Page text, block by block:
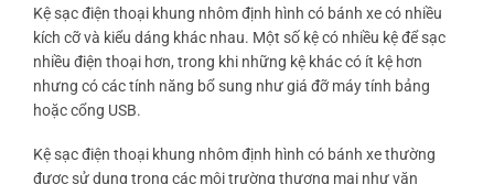
Kệ sạc điện thoại khung nhôm định hình có bánh xe có nhiều
kích cỡ và kiểu dáng khác nhau. Một số kệ có nhiều kệ để sạc
nhiều điện thoại hơn, trong khi những kệ khác có ít kệ hơn
nhưng có các tính năng bổ sung như giá đỡ máy tính bảng
hoặc cổng USB.
Kệ sạc điện thoại khung nhôm định hình có bánh xe thường
được sử dụng trong các môi trường thương mại như văn